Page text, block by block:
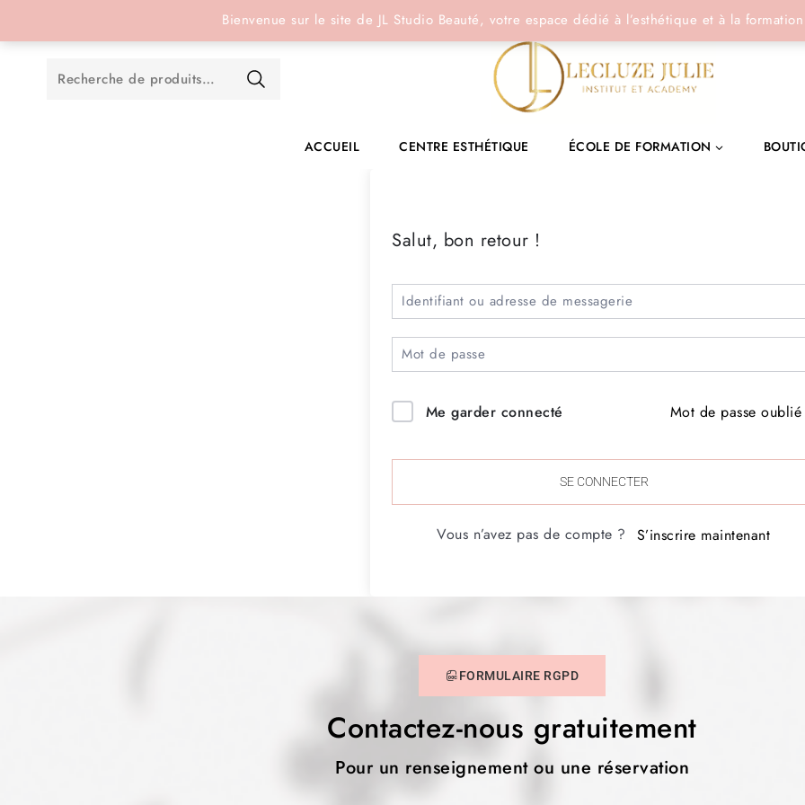
Bienvenue sur le site de JL Studio Beauté, votre espace dédié à l’esthétique et à la
ACCUEIL CENTRE ESTHÉTIQUE ÉCOLE DE FORMATION
Salut, bon retour !
Me garder connecté Mot de passe
SE CONNECTER
Vous n’avez pas de compte ? S’inscrire maintenant
FORMULAIRE RGPD
Contactez-nous gratuitement
Pour un renseignement ou une réservation